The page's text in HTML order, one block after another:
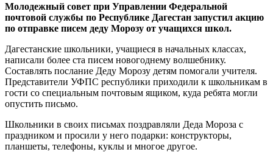
Молодежный совет при Управлении Федеральной
почтовой службы по Республике Дагестан запустил акцию
по отправке писем деду Морозу от учащихся школ.
Дагестанские школьники, учащиеся в начальных классах,
написали более ста писем новогоднему волшебнику.
Составлять послание Деду Морозу детям помогали учителя.
Представители УФПС республики приходили к школьникам в
гости со специальным почтовым ящиком, куда ребята могли
опустить письмо.
Школьники в своих письмах поздравляли Деда Мороза с
праздником и просили у него подарки: конструкторы,
планшеты, телефоны, куклы и многое другое.